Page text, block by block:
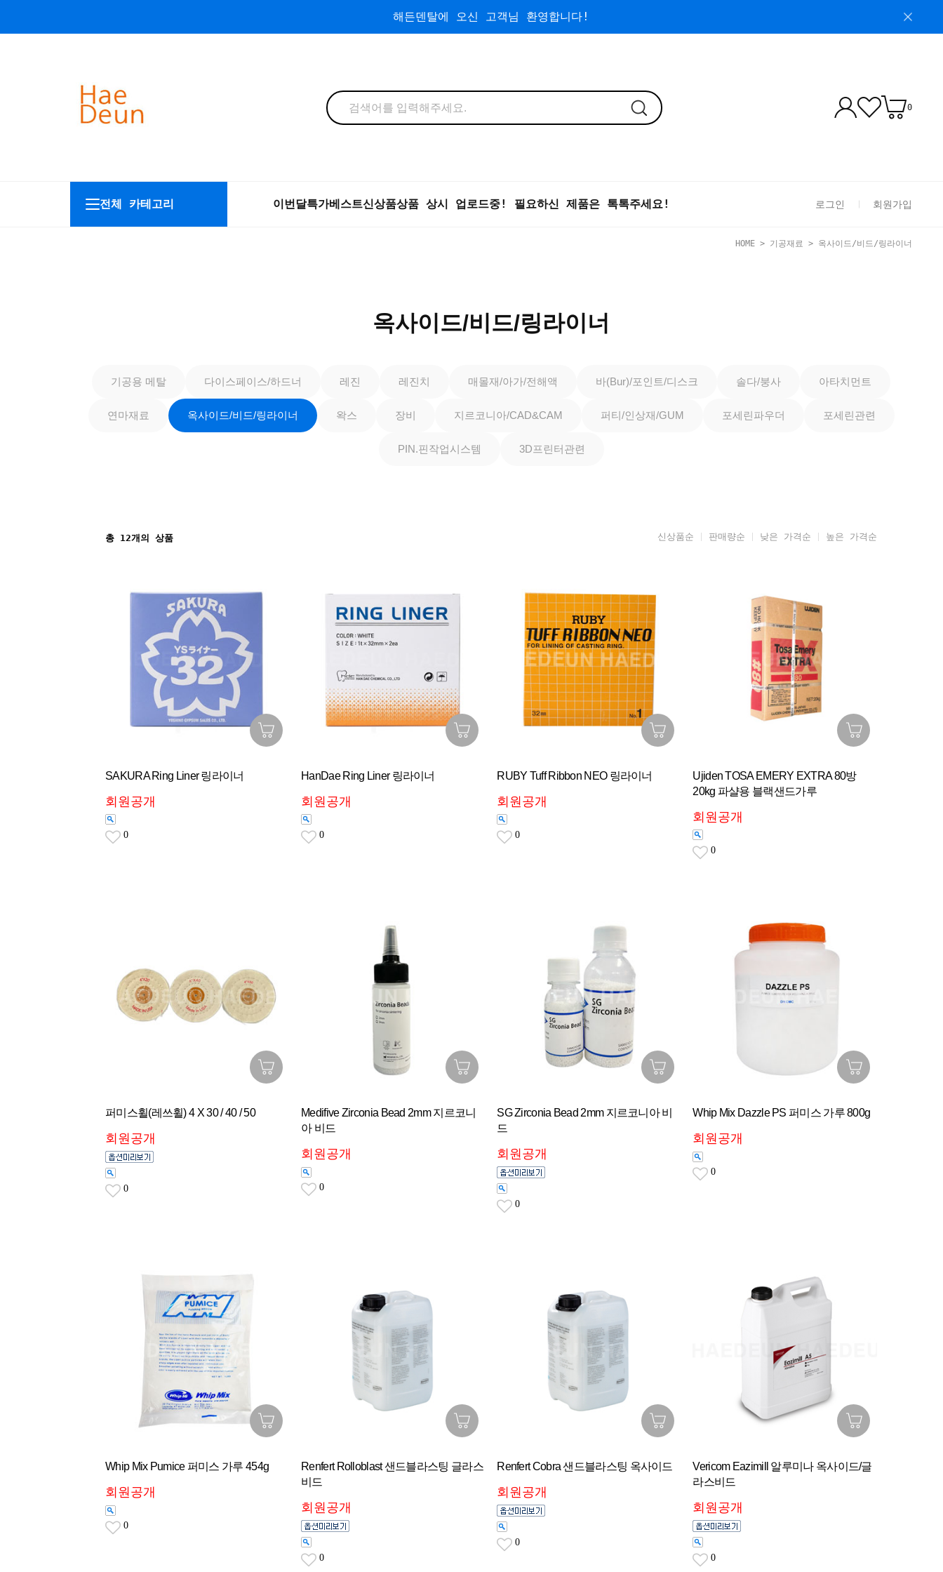
해든덴탈에 오신 고객님 환영합니다!
0
전체 카테고리 이번달특가베스트신상품상품 상시 업로드중! 필요하신 제품은 톡톡주세요! 로그인 회원가입
HOME > 기공재료 > 옥사이드/비드/링라이너
옥사이드/비드/링라이너
기공용 메탈 다이스페이스/하드너 레진 레진치 매몰재/아가/전해액 바(Bur)/포인트/디스크 솔다/붕사 아타치먼트
연마재료 옥사이드/비드/링라이너 왁스 장비 지르코니아/CAD&CAM 퍼티/인상재/GUM 포세린파우더 포세린관련
PIN.핀작업시스템 3D프린터관련
총 12개의 상품 신상품순 판매량순 낮은 가격순 높은 가격순
SAKURA Ring Liner 링라이너
회원공개
0
HanDae Ring Liner 링라이너
회원공개
0
RUBY Tuff Ribbon NEO 링라이너
회원공개
0
Ujiden TOSA EMERY EXTRA 80방
20kg 파샬용 블랙샌드가루
회원공개
0
퍼미스휠(레쓰휠) 4 X 30 / 40 / 50
회원공개
0
Medifive Zirconia Bead 2mm 지르코니
아 비드
회원공개
0
SG Zirconia Bead 2mm 지르코니아 비
드
회원공개
0
Whip Mix Dazzle PS 퍼미스 가루 800g
회원공개
0
Whip Mix Pumice 퍼미스 가루 454g
회원공개
0
Renfert Rolloblast 샌드블라스팅 글라스
비드
회원공개
0
Renfert Cobra 샌드블라스팅 옥사이드
회원공개
0
Vericom Eazimill 알루미나 옥사이드/글
라스비드
회원공개
0